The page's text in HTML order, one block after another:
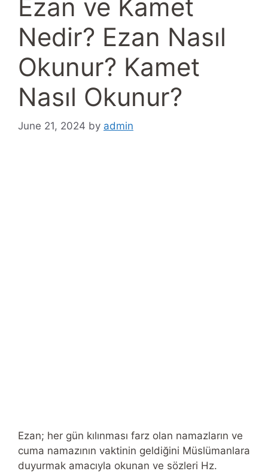
Ezan ve Kamet
Nedir? Ezan Nasıl
Okunur? Kamet
Nasıl Okunur?
June 21, 2024 by admin
Ezan; her gün kılınması farz olan namazların ve
cuma namazının vaktinin geldiğini Müslümanlara
duyurmak amacıyla okunan ve sözleri Hz.